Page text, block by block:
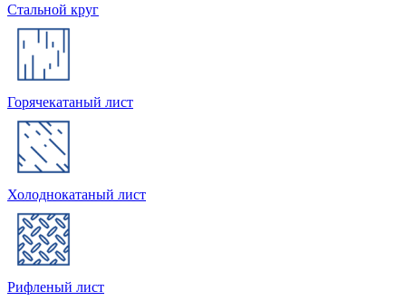
Стальной круг
Горячекатаный лист
Холоднокатаный лист
Рифленый лист